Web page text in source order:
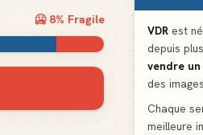
🥶 8% Fragile
VDR est
depuis
vendre un
des
Chaque
meilleure